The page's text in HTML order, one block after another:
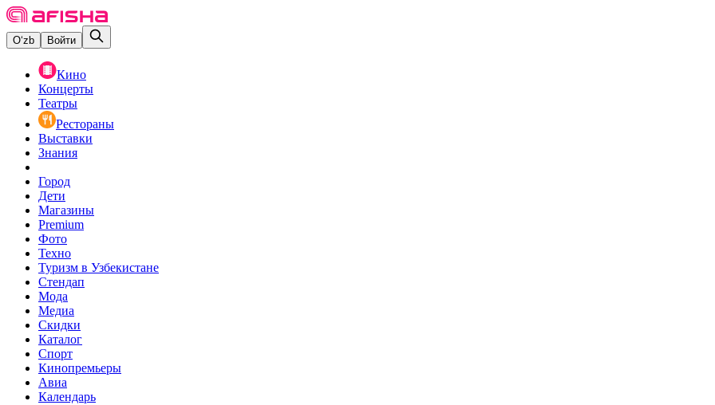
O‘zb Войти
Кино
Концерты
Театры
Рестораны
Выставки
Знания
Город
Дети
Магазины
Premium
Фото
Техно
Туризм в Узбекистане
Стендап
Мода
Медиа
Скидки
Каталог
Спорт
Кинопремьеры
Авиа
Календарь